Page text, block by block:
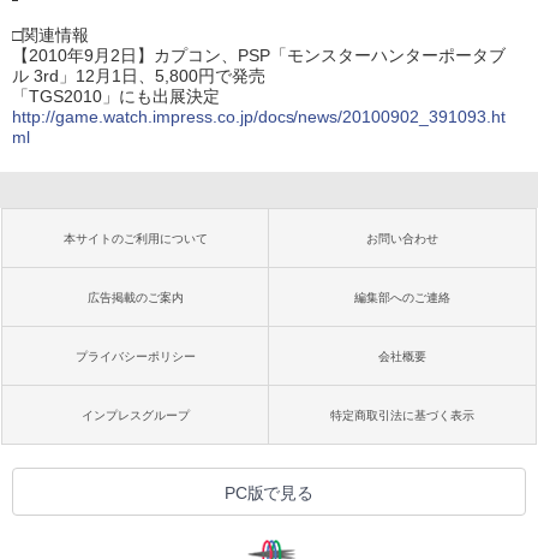
□関連情報
【2010年9月2日】カプコン、PSP「モンスターハンターポータブ
ル 3rd」12月1日、5,800円で発売
「TGS2010」にも出展決定
http://game.watch.impress.co.jp/docs/news/20100902_391093.ht
ml
本サイトのご利用について お問い合わせ
広告掲載のご案内 編集部へのご連絡
プライバシーポリシー 会社概要
インプレスグループ 特定商取引法に基づく表示
PC版で見る